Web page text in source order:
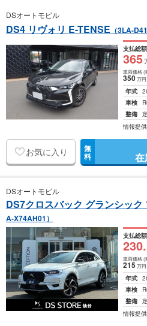
DSオートモビル
DS4 リヴォリ E-TENSE （3LA-
支払総額
365
車両価格(
350万円
年式
車検
整備
情報提供
お気に入り 無
料 在
DSオートモビル
DS7クロスバック グランシッ
A-X74AH01）
支払総額
230
車両価格(
215万円
年式
車検
整備
情報提供